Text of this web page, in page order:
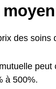
des soins
peut
à 500%.